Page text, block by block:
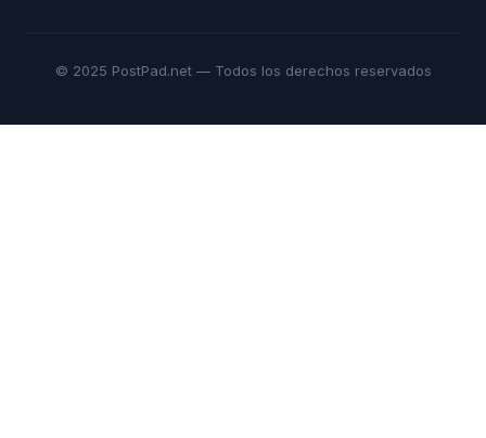
© 2025 PostPad.net — Todos los derechos reservados